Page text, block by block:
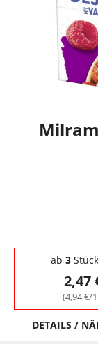
Staffelpreise -
ab 3Stück
2,47
(4,94 €/
DETAILS /